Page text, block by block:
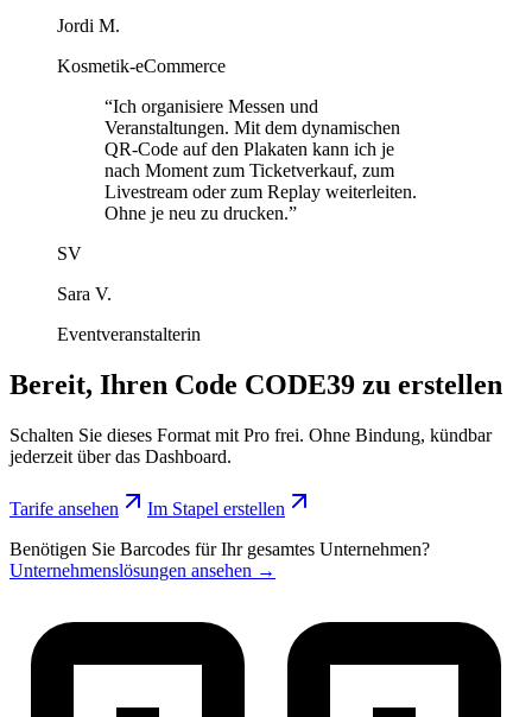
Jordi M.
Kosmetik-eCommerce
“Ich organisiere Messen und
Veranstaltungen. Mit dem dynamischen
QR-Code auf den Plakaten kann ich je
nach Moment zum Ticketverkauf, zum
Livestream oder zum Replay weiterleiten.
Ohne je neu zu drucken.”
SV
Sara V.
Eventveranstalterin
Bereit, Ihren Code CODE39 zu erstellen
Schalten Sie dieses Format mit Pro frei. Ohne Bindung, kündbar
jederzeit über das Dashboard.
Tarife ansehen
Im Stapel erstellen
Benötigen Sie Barcodes für Ihr gesamtes Unternehmen?
Unternehmenslösungen ansehen →